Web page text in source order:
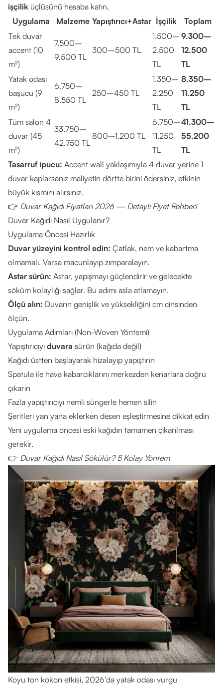
işçilik üçlüsünü hesaba katın.
Uygulama
Malzeme Yapıştırıcı+Astar İşçilik
Toplam
Tek duvar
accent (10
m²)
7.500–
9.500 TL
300–500 TL
1.500–
2.500
TL
9.300–
12.500
TL
Yatak odası
başucu (9
m²)
6.750–
8.550 TL
250–450 TL
1.350–
2.250
TL
8.350–
11.250
TL
Tüm salon 4
duvar (45
m²)
33.750–
42.750 TL
800–1.200 TL
6.750–
11.250
TL
41.300–
55.200
TL
Tasarruf ipucu: Accent wall yaklaşımıyla 4 duvar yerine 1
duvar kaplarsanız maliyetin dörtte birini ödersiniz, etkinin
büyük kısmını alırsınız.
👉 Duvar Kağıdı Fiyatları 2026 — Detaylı Fiyat Rehberi
Duvar Kağıdı Nasıl Uygulanır?
Uygulama Öncesi Hazırlık
Duvar yüzeyini kontrol edin: Çatlak, nem ve kabartma
olmamalı. Varsa macunlayıp zımparalayın.
Astar sürün: Astar, yapışmayı güçlendirir ve gelecekte
söküm kolaylığı sağlar. Bu adımı asla atlamayın.
Ölçü alın: Duvarın genişlik ve yüksekliğini cm cinsinden
ölçün.
Uygulama Adımları (Non-Woven Yöntemi)
Yapıştırıcıyı duvara sürün (kağıda değil)
Kağıdı üstten başlayarak hizalayıp yapıştırın
Spatula ile hava kabarcıklarını merkezden kenarlara doğru
çıkarın
Fazla yapıştırıcıyı nemli süngerle hemen silin
Şeritleri yan yana eklerken desen eşleştirmesine dikkat edin
Yeni uygulama öncesi eski kağıdın tamamen çıkarılması
gerekir.
👉 Duvar Kağıdı Nasıl Sökülür? 5 Kolay Yöntem
Koyu ton kokon etkisi, 2026'da yatak odası vurgu